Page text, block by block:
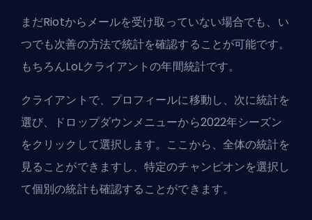
まだRiotからメールを受け取っていない場合でも、い
つでも次善の方法で統計を確認することが可能です。
もちろんLoLクライアントの年間統計です。
クライアントで、プロフィールに移動し、次に統計を
選び、ドロップダウンメニューから2022年シーズン
をクリックして選択します。ここから、全体の統計を
見ることができますし、特定のチャンピオンを選択し
て個別の統計も確認することができます。